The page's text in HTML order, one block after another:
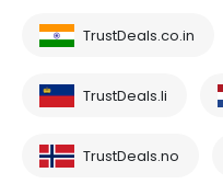
TrustDeals.co.in
TrustDeals.li
TrustDeals.no